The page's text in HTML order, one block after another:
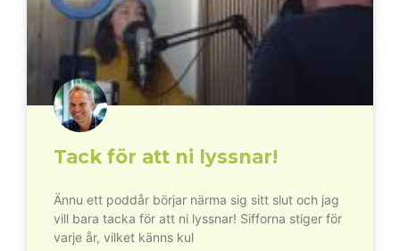
Tack för att ni lyssnar!
Ännu ett poddår börjar närma sig sitt slut och jag
vill bara tacka för att ni lyssnar! Sifforna stiger för
varje år, vilket känns kul